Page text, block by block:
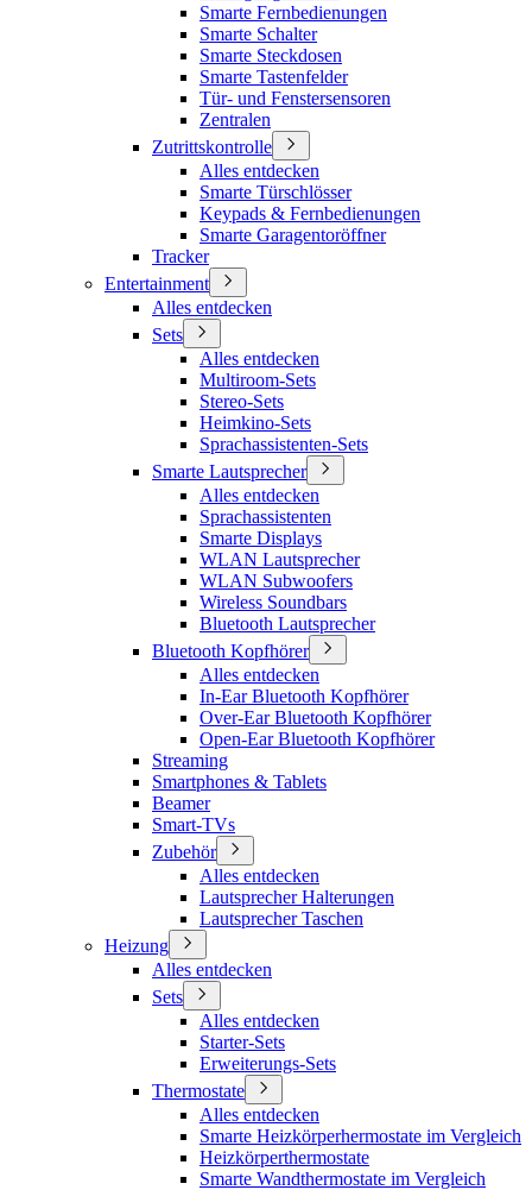
Smarte Fernbedienungen
Smarte Schalter
Smarte Steckdosen
Smarte Tastenfelder
Tür- und Fenstersensoren
Zentralen
Zutrittskontrolle
Alles entdecken
Smarte Türschlösser
Keypads & Fernbedienungen
Smarte Garagentoröffner
Tracker
Entertainment
Alles entdecken
Sets
Alles entdecken
Multiroom-Sets
Stereo-Sets
Heimkino-Sets
Sprachassistenten-Sets
Smarte Lautsprecher
Alles entdecken
Sprachassistenten
Smarte Displays
WLAN Lautsprecher
WLAN Subwoofers
Wireless Soundbars
Bluetooth Lautsprecher
Bluetooth Kopfhörer
Alles entdecken
In-Ear Bluetooth Kopfhörer
Over-Ear Bluetooth Kopfhörer
Open-Ear Bluetooth Kopfhörer
Streaming
Smartphones & Tablets
Beamer
Smart-TVs
Zubehör
Alles entdecken
Lautsprecher Halterungen
Lautsprecher Taschen
Heizung
Alles entdecken
Sets
Alles entdecken
Starter-Sets
Erweiterungs-Sets
Thermostate
Alles entdecken
Smarte Heizkörperhermostate im Vergleich
Heizkörperthermostate
Smarte Wandthermostate im Vergleich